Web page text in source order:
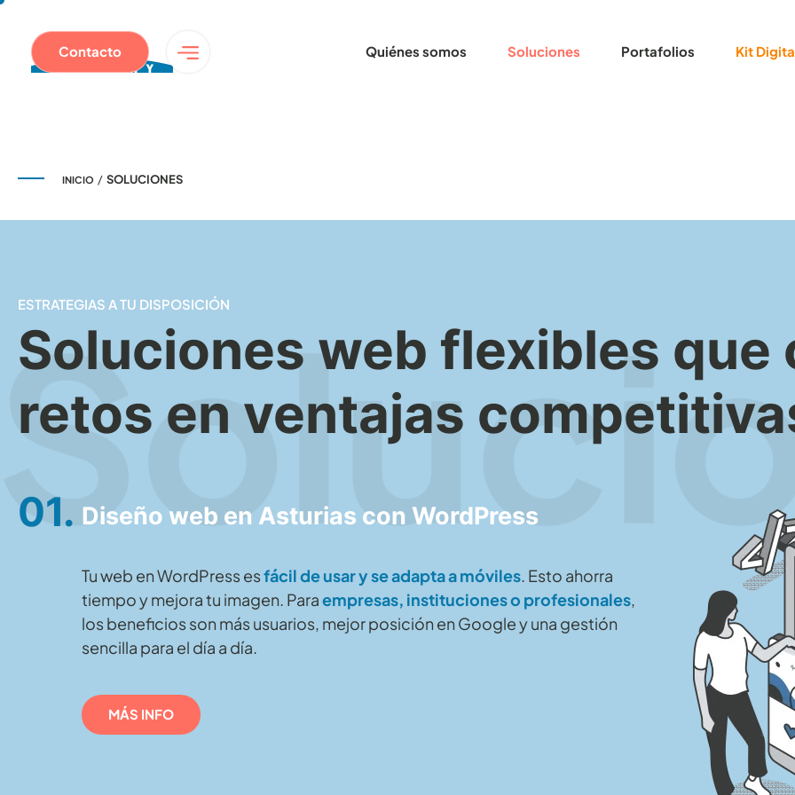
Quiénes somos Soluciones Portafolios Kit
Contacto
INICIO / SOLUCIONES
ESTRATEGIAS A TU DISPOSICIÓN
Soluciones web flexibles
retos en ventajas
01. Diseño web en Asturias con WordPress
Tu web en WordPress esfácil de usar y se adapta a móviles. Esto ahorra
tiempo y mejora tu imagen. Paraempresas, instituciones o profesionales,
los beneficios son más usuarios, mejor posición en Google y una gestión
sencilla para el día a día.
MÁS INFO